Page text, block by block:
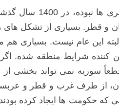
هیچ گاه بحث
و قطر. بسیاری از تشکل های
این عام نیست. بسیاری
کننده شرایط منطقه شده.
سوریه نمی تواند بخشی
از طرف غرب و قطر و
حکومت ها ایجاد کرده